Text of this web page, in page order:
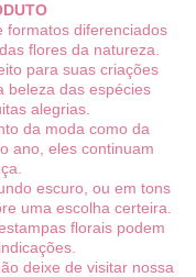
formatos diferenciados
flores da natureza.
para suas criações
beleza das espécies
alegrias.
da moda como da
ano, eles continuam
escuro, ou em tons
uma escolha certeira.
florais podem
deixe de visitar nossa